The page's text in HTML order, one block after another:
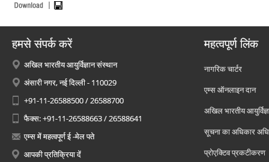
हमसे संपर्क करें
अखिल भारतीय आयुर्विज्ञान संस्थान
अंसारी नगर, नई दिल्ली - 110029
+91-11-26588500 / 26588700
फैक्स: +91-11-26588663 / 26588641
एम्स में महत्वपूर्ण ई -मेल पते
आपकी प्रतिक्रिया दें
महत्वपूर्ण लिंक
नागरिक चार्टर
एम्स ऑनलाइन दान
अखिल भारतीय
सूचना का अधिकार
प्रोएक्टिव प्रकटीकरण